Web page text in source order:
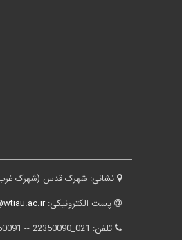
نشانی: شهرک قدس (شهرک غرب)، بلوار
پست الکترونیکی:
تلفن: 021_22350090 -- 22350091--22350092